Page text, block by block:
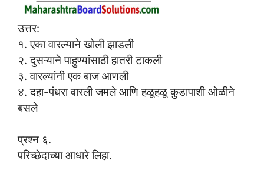
उत्तर:
१. एका वारल्याने खोली झाडली
२. दुसऱ्याने पाहुण्यांसाठी हातरी टाकली
३. वारल्यांनी एक बाज आणली
४. दहा-पंधरा वारली जमले आणि हळूहळू कुडापाशी ओळीने
बसले
प्रश्न ६.
परिच्छेदाच्या आधारे लिहा.